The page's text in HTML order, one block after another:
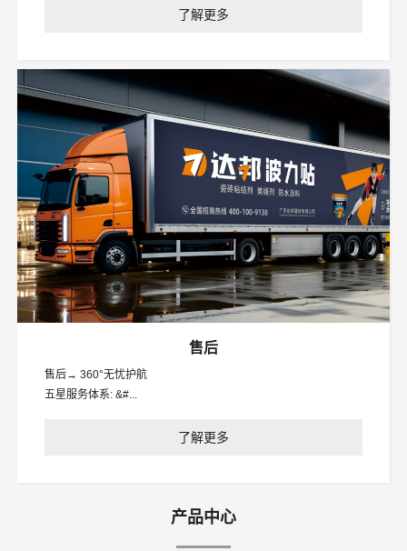
了解更多
售后
售后→ 360°无忧护航
五星服务体系: &#...
了解更多
产品中心